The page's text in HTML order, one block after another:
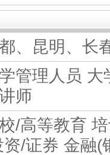
、昆明、长
管理人员 大
师
/高等教育
资/证券 金融(